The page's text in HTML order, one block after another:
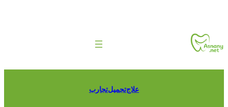
علاجتجميلتجارب